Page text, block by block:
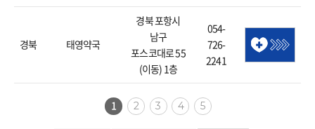
경북 태영약국
경북 포항시
남구
포스코대로 55
(이동) 1층
054-
726-
2241
1 2 3 4 5